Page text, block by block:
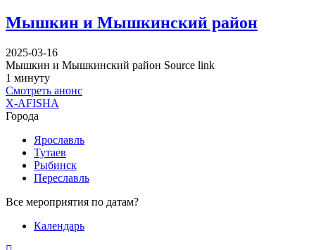
Мышкин и Мышкинский район
2025-03-16
Мышкин и Мышкинский район Source link
1 минуту
Смотреть анонс
X-AFISHA
Города
Ярославль
Тутаев
Рыбинск
Переславль
Все мероприятия по датам?
Календарь